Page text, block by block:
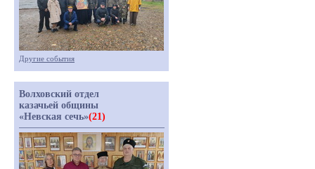
Другие события
Волховский отдел
казачьей общины
«Невская сечь»(21)